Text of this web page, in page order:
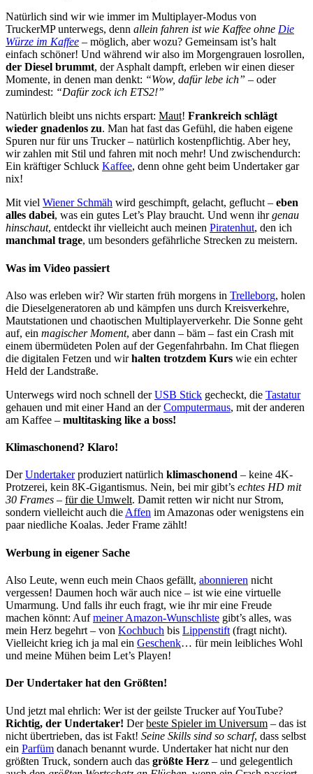
Natürlich sind wir wie immer im Multiplayer-Modus von
TruckerMP unterwegs, denn allein fahren ist wie Kaffee ohne Die
Würze im Kaffee – möglich, aber wozu? Gemeinsam ist’s halt
einfach schöner! Und während wir also im Morgengrauen losrollen,
der Diesel brummt, der Asphalt dampft, erleben wir einen dieser
Momente, in denen man denkt: “Wow, dafür lebe ich” – oder
zumindest: “Dafür zock ich ETS2!”
Natürlich bleibt uns nichts erspart: Maut! Frankreich schlägt
wieder gnadenlos zu. Man hat fast das Gefühl, die haben eigene
Spuren nur für uns Trucker – natürlich kostenpflichtig. Aber hey,
wir zahlen mit Stil und fahren mit noch mehr! Und zwischendurch:
Ein kräftiger Schluck Kaffee, denn ohne geht beim Undertaker gar
nix!
Mit viel Wiener Schmäh wird geschimpft, gelacht, geflucht – eben
alles dabei, was ein gutes Let’s Play braucht. Und wenn ihrgenau
hinschaut, entdeckt ihr vielleicht auch meinen Piratenhut, den ich
manchmal trage, um besonders gefährliche Strecken zu meistern.
Was im Video passiert
Also was erleben wir? Wir starten früh morgens in Trelleborg, holen
die Dieselgeneratoren ab und kämpfen uns durch Kreisverkehre,
Mautstationen und chaotischen Multiplayerverkehr. Die Sonne geht
auf, ein magischer Moment, aber dann – bäm – fast ein Crash mit
einem übermüdeten Polen auf der Gegenfahrbahn. Im Chat fliegen
die digitalen Fetzen und wirhalten trotzdem Kurs wie ein echter
Held der Landstraße.
Unterwegs wird noch schnell derUSB Stick gecheckt, die Tastatur
gehauen und mit einer Hand an derComputermaus, mit der anderen
am Kaffee – multitasking like a boss!
Klimaschonend? Klaro!
DerUndertakerproduziert natürlich klimaschonend – keine 4K-
Protzerei, kein 8K-Gigantismus. Nein, bei mir gibt’s echtes HD mit
30 Frames – für die Umwelt. Damit retten wir nicht nur Strom,
sondern vielleicht auch dieAffen im Amazonas oder wenigstens ein
paar niedliche Koalas. Jeder Frame zählt!
Werbung in eigener Sache
Also Leute, wenn euch mein Chaos gefällt, abonnieren nicht
vergessen! Daumen hoch wär auch nice – ist wie eine virtuelle
Umarmung. Und falls ihr euch fragt, wie ihr mir eine Freude
machen könnt: Aufmeiner Amazon-Wunschliste gibt’s alles, was
mein Herz begehrt – von Kochbuch bis Lippenstift (fragt nicht).
Vielleicht krieg ich ja mal ein Geschenk… für mein leibliches Wohl
und meine Mühen beim Let’s Playen!
Der Undertaker hat den Größten!
Und jetzt mal ehrlich: Wer ist der geilste Trucker auf YouTube?
Richtig, der Undertaker! Derbeste Spieler im Universum – das ist
nicht übertrieben, das ist Fakt! Seine Skills sind so scharf, dass selbst
ein Parfüm danach benannt wurde. Undertaker hat nicht nur den
größten Truck, sondern auch das größte Herz – und gelegentlich